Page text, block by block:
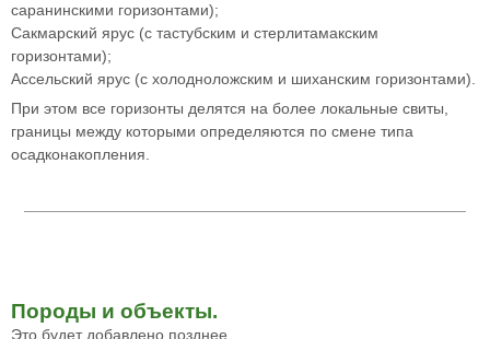
саранинскими горизонтами);
Сакмарский ярус (с тастубским и стерлитамакским
горизонтами);
Ассельский ярус (с холодноложским и шиханским горизонтами).
При этом все горизонты делятся на более локальные свиты,
границы между которыми определяются по смене типа
осадконакопления.
Породы и объекты.
Это будет добавлено позднее.